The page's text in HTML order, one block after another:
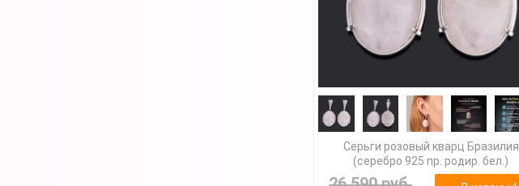
Серьги розовый кварц Бразилия
(серебро 925 пр. родир. бел.)